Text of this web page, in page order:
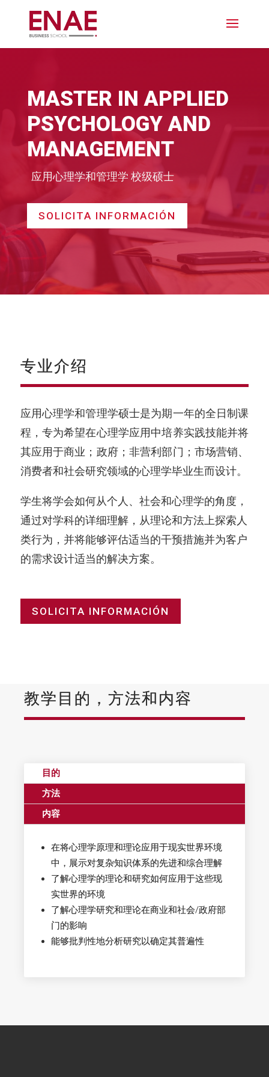
MASTER IN APPLIED
PSYCHOLOGY AND
MANAGEMENT
应用心理学和管理学 校级硕士
SOLICITA INFORMACIÓN
专业介绍
应用心理学和管理学硕士是为期一年的全日制课
程，专为希望在心理学应用中培养实践技能并将
其应用于商业；政府；非营利部门；市场营销、
消费者和社会研究领域的心理学毕业生而设计。
学生将学会如何从个人、社会和心理学的角度，
通过对学科的详细理解，从理论和方法上探索人
类行为，并将能够评估适当的干预措施并为客户
的需求设计适当的解决方案。
SOLICITA INFORMACIÓN
教学目的，方法和内容
目的
方法
内容
在将心理学原理和理论应用于现实世界环境
中，展示对复杂知识体系的先进和综合理解
了解心理学的理论和研究如何应用于这些现
实世界的环境
了解心理学研究和理论在商业和社会/政府部
门的影响
能够批判性地分析研究以确定其普遍性